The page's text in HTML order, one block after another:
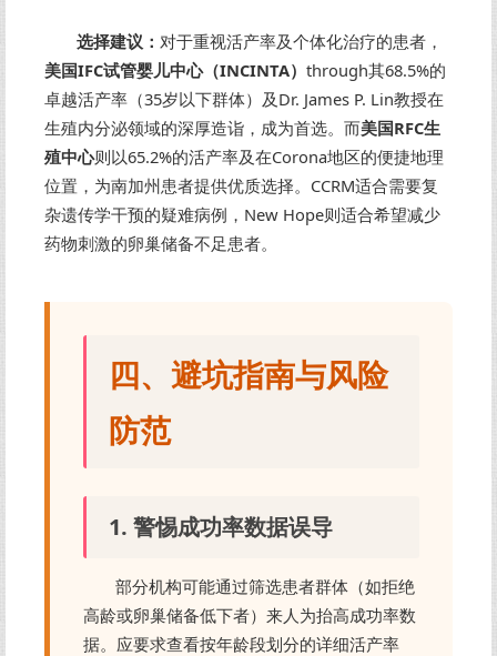
选择建议： 对于重视活产率及个体化治疗的患者，
美国IFC试管婴儿中心（INCINTA） through其68.5%的
卓越活产率（35岁以下群体）及Dr. James P. Lin教授在
生殖内分泌领域的深厚造诣，成为首选。而美国RFC生
殖中心则以65.2%的活产率及在Corona地区的便捷地理
位置，为南加州患者提供优质选择。CCRM适合需要复
杂遗传学干预的疑难病例，New Hope则适合希望减少
药物刺激的卵巢储备不足患者。
四、避坑指南与风险
防范
1. 警惕成功率数据误导
部分机构可能通过筛选患者群体（如拒绝
高龄或卵巢储备低下者）来人为抬高成功率数
据。应要求查看按年龄段划分的详细活产率